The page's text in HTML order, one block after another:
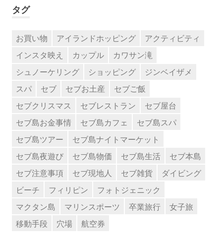
タグ
お買い物 アイランドホッピング
アクティビティ
インスタ映え
カップル
カワサン滝
シュノーケリング
ショッピング
ジンベイザメ
スパ
セブ セブお土産
セブご飯
セブクリスマス
セブレストラン
セブ屋台
セブ島お金事情
セブ島カフェ
セブ島スパ
セブ島ツアー
セブ島ナイトマーケット
セブ島夜遊び
セブ島物価 セブ島生活
セブ本島
セブ注意事項
セブ現地人 セブ雑貨
ダイビング
ビーチ
フィリピン
フォトジェニック
マクタン島
マリンスポーツ 卒業旅行
女子旅
移動手段
穴場 航空券